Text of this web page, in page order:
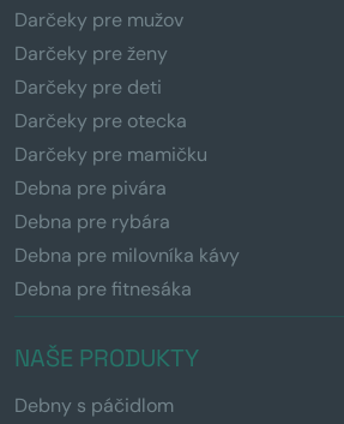
Darčeky pre mužov
Darčeky pre ženy
Darčeky pre deti
Darčeky pre otecka
Darčeky pre mamičku
Debna pre pivára
Debna pre rybára
Debna pre milovníka kávy
Debna pre fitnesáka
NAŠE PRODUKTY
Debny s páčidlom